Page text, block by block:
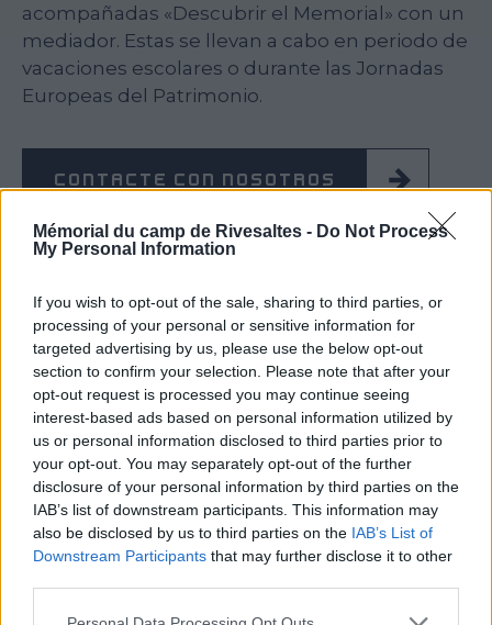
Mémorial du camp de Rivesaltes - Do Not Process
My Personal Information
If you wish to opt-out of the sale, sharing to third parties, or
processing of your personal or sensitive information for
targeted advertising by us, please use the below opt-out
section to confirm your selection. Please note that after your
opt-out request is processed you may continue seeing
interest-based ads based on personal information utilized by
us or personal information disclosed to third parties prior to
your opt-out. You may separately opt-out of the further
disclosure of your personal information by third parties on the
IAB’s list of downstream participants. This information may
also be disclosed by us to third parties on the IAB’s List of
Downstream Participants that may further disclose it to other
acompañadas «Descubrir el Memorial» con un
mediador. Estas se llevan a cabo en periodo de
vacaciones escolares o durante las Jornadas
Europeas del Patrimonio.
CONTACTE CON NOSOTROS